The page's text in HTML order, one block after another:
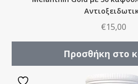
€15,00
Προσθήκη στο